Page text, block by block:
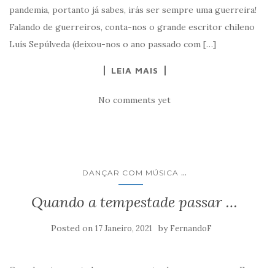
pandemia, portanto já sabes, irás ser sempre uma guerreira!
Falando de guerreiros, conta-nos o grande escritor chileno
Luís Sepúlveda (deixou-nos o ano passado com […]
LEIA MAIS
No comments yet
DANÇAR COM MÚSICA ...
Quando a tempestade passar …
Posted on 17 Janeiro, 2021 by FernandoF